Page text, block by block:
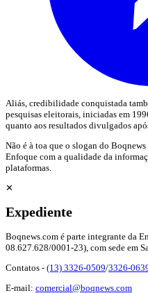
Aliás, credibilidade conquistada
pesquisas eleitorais, iniciadas em
quanto aos resultados divulgados
Não é à toa que o slogan do
Enfoque com a qualidade da
plataformas.
✕
Expediente
Boqnews.com é parte integrante da
08.627.628/0001-23), com sede em
Contatos - (13) 3326-0509/3326-
E-mail: comercial@boqnews.com